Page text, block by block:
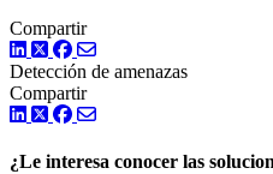
Compartir
LinkedIn
TwitterFacebook
Detección de amenazas
Compartir
LinkedIn
TwitterFacebook
¿Le interesa conocer las